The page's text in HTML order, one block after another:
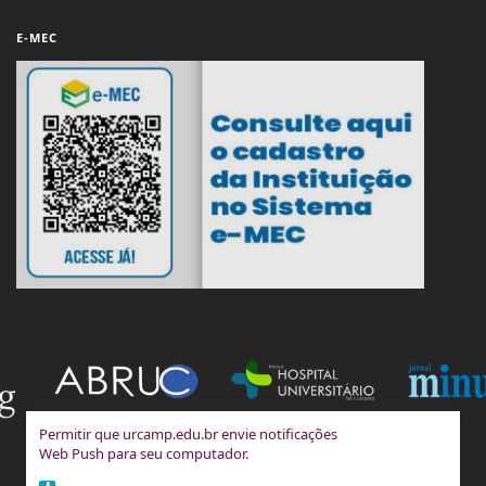
Permitir que urcamp.edu.br envie notificações
Web Push para seu computador.
E-MEC